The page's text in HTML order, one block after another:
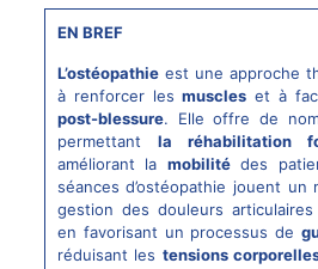
EN BREF
L’ostéopathieest une approche
à renforcer lesmuscles et à
post-blessure. Elle offre de
permettant la réhabilitation
améliorant la mobilitédes
séances d’ostéopathie jouent un
gestion des douleurs
en favorisant un processus de
réduisant les tensions